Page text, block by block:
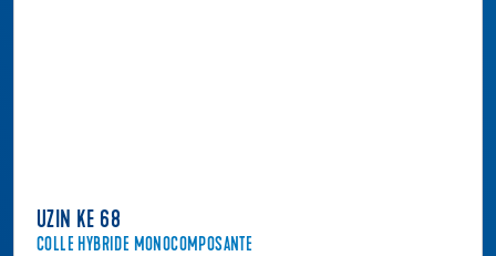
UZIN KE 68
COLLE HYBRIDE MONOCOMPOSANTE